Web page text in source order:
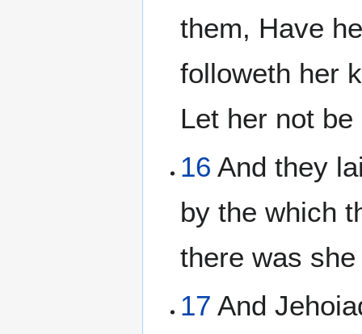
them, Have
followeth her
Let her not
16 And they
by the which
there was
17 And